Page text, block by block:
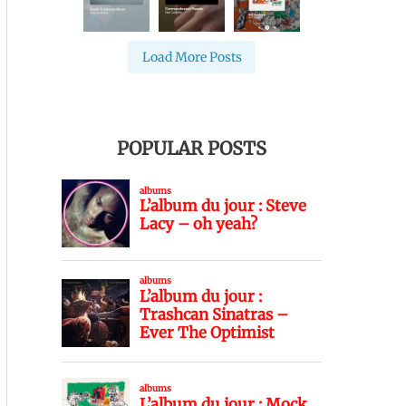
Load More Posts
POPULAR POSTS